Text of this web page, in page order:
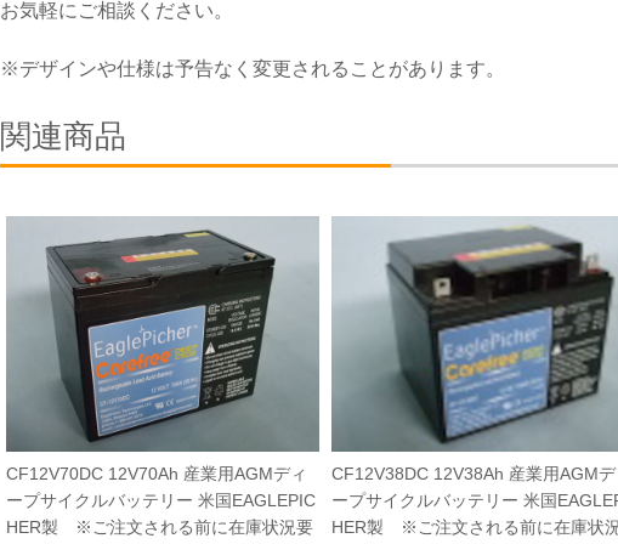
お気軽にご相談ください。
※デザインや仕様は予告なく変更されることがあります。
関連商品
CF12V70DC 12V70Ah 産業用AGMディ
ープサイクルバッテリー 米国EAGLEPIC
HER製 ※ご注文される前に在庫状況要
CF12V38DC 12V38Ah 産業用AGMデ
ープサイクルバッテリー 米国
HER製 ※ご注文される前に在庫状